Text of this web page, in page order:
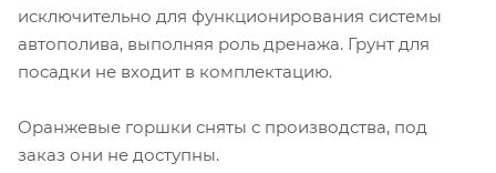
исключительно для функционирования системы
автополива, выполняя роль дренажа. Грунт для
посадки не входит в комплектацию.
Оранжевые горшки сняты с производства, под
заказ они не доступны.